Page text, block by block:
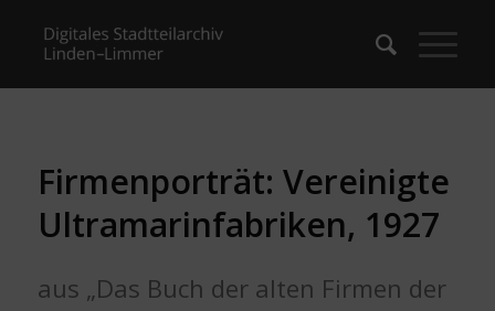
Firmenporträt: Vereinigte
Ultramarinfabriken, 1927
aus „Das Buch der alten Firmen der